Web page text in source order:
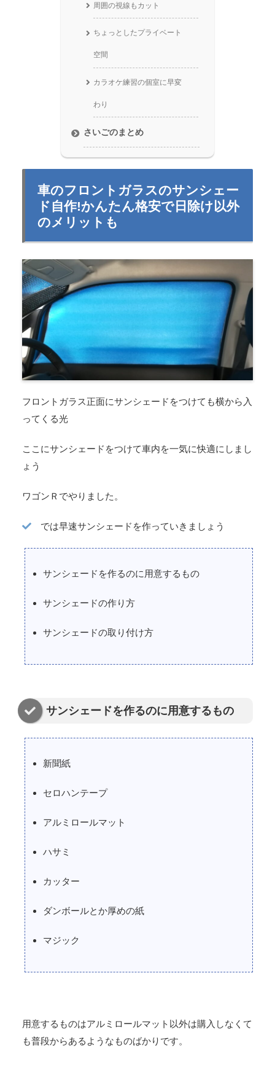
周囲の視線もカット
ちょっとしたプライベート
空間
カラオケ練習の個室に早変
わり
さいごのまとめ
車のフロントガラスのサンシェー
ド自作!かんたん格安で日除け以外
のメリットも
フロントガラス正面にサンシェードをつけても横から入
ってくる光
ここにサンシェードをつけて車内を一気に快適にしまし
ょう
ワゴンＲでやりました。
では早速サンシェードを作っていきましょう
サンシェードを作るのに用意するもの
サンシェードの作り方
サンシェードの取り付け方
サンシェードを作るのに用意するもの
新聞紙
セロハンテープ
アルミロールマット
ハサミ
カッター
ダンボールとか厚めの紙
マジック
用意するものはアルミロールマット以外は購入しなくて
も普段からあるようなものばかりです。